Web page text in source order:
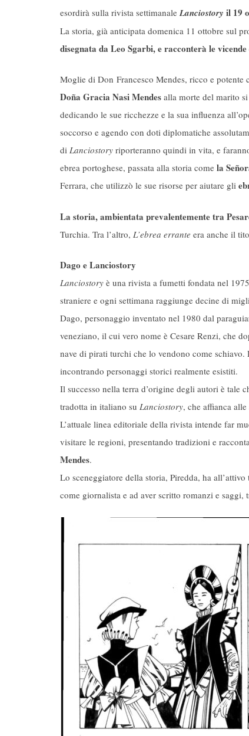
esordirà sulla rivista settimanale Lanciostory il 19
La storia, già anticipata domenica 11 ottobre sul
disegnata da Leo Sgarbi, e racconterà le
Moglie di Don Francesco Mendes, ricco e
Doña Gracia Nasi Mendes alla morte del marito
dedicando le sue ricchezze e la sua influenza
soccorso e agendo con doti diplomatiche
di Lanciostory riporteranno quindi in vita, e
ebrea portoghese, passata alla storia come la
Ferrara, che utilizzò le sue risorse per aiutare gli
La storia, ambientata prevalentemente tra
Turchia. Tra l’altro, L’ebrea errante era anche il
Dago e Lanciostory
Lanciostory è una rivista a fumetti fondata nel
straniere e ogni settimana raggiunge decine di
Dago, personaggio inventato nel 1980 dal
veneziano, il cui vero nome è Cesare Renzi, che
nave di pirati turchi che lo vendono come
incontrando personaggi storici realmente esistiti.
Il successo nella terra d’origine degli autori è tale
tradotta in italiano su Lanciostory, che affianca
L’attuale linea editoriale della rivista intende far
visitare le regioni, presentando tradizioni e
Mendes.
Lo sceneggiatore della storia, Piredda, ha
come giornalista e ad aver scritto romanzi e